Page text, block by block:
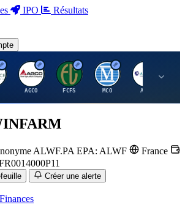
IPO
Résultats
A
AGCO
F
FCFS
M
MCO
A
AIT
ALWF.PA EPA: ALWF
France
Créer une alerte
Finances